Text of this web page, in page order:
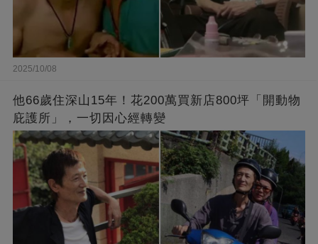
2025/10/08
他66歲住深山15年！花200萬買新店800坪「開動物
庇護所」，一切因心經轉變